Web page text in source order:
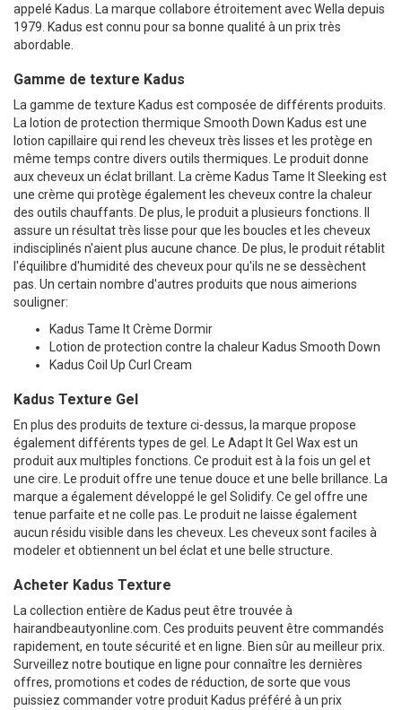
appelé Kadus. La marque collabore étroitement avec Wella depuis
1979. Kadus est connu pour sa bonne qualité à un prix très
abordable.
Gamme de texture Kadus
La gamme de texture Kadus est composée de différents produits.
La lotion de protection thermique Smooth Down Kadus est une
lotion capillaire qui rend les cheveux très lisses et les protège en
même temps contre divers outils thermiques. Le produit donne
aux cheveux un éclat brillant. La crème Kadus Tame It Sleeking est
une crème qui protège également les cheveux contre la chaleur
des outils chauffants. De plus, le produit a plusieurs fonctions. Il
assure un résultat très lisse pour que les boucles et les cheveux
indisciplinés n'aient plus aucune chance. De plus, le produit rétablit
l'équilibre d'humidité des cheveux pour qu'ils ne se dessèchent
pas. Un certain nombre d'autres produits que nous aimerions
souligner:
Kadus Tame It Crème Dormir
Lotion de protection contre la chaleur Kadus Smooth Down
Kadus Coil Up Curl Cream
Kadus Texture Gel
En plus des produits de texture ci-dessus, la marque propose
également différents types de gel. Le Adapt It Gel Wax est un
produit aux multiples fonctions. Ce produit est à la fois un gel et
une cire. Le produit offre une tenue douce et une belle brillance. La
marque a également développé le gel Solidify. Ce gel offre une
tenue parfaite et ne colle pas. Le produit ne laisse également
aucun résidu visible dans les cheveux. Les cheveux sont faciles à
modeler et obtiennent un bel éclat et une belle structure.
Acheter Kadus Texture
La collection entière de Kadus peut être trouvée à
hairandbeautyonline.com. Ces produits peuvent être commandés
rapidement, en toute sécurité et en ligne. Bien sûr au meilleur prix.
Surveillez notre boutique en ligne pour connaître les dernières
offres, promotions et codes de réduction, de sorte que vous
puissiez commander votre produit Kadus préféré à un prix